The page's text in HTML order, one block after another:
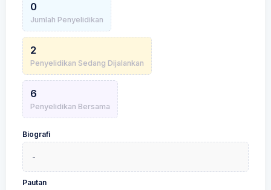
0
Jumlah Penyelidikan
2
Penyelidikan Sedang Dijalankan
6
Penyelidikan Bersama
Biografi
-
Pautan